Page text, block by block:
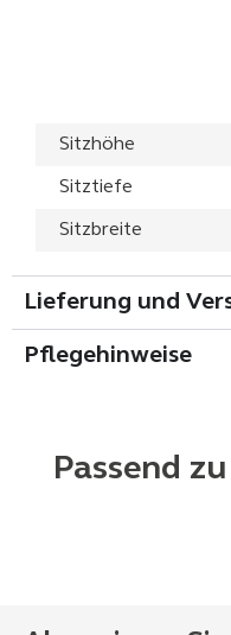
Sitzhöhe
Sitztiefe
Sitzbreite
Lieferung und
Pflegehinweise
Passend